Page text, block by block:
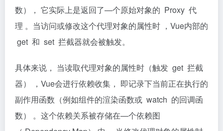
数）， 它实际上是返回了—个原始对象的 Proxy 代
理 。当访问或修改这个代理对象的属性时 ，Vue内部的
get 和 set 拦截器就会被触发。
具体来说， 当读取代理对象的属性时（触发 get 拦截
器） ，Vue会进行依赖收集， 即记录下当前正在执行的
副作用函数（例如组件的渲染函数或 watch 的回调函
数） 。这个依赖关系被存储在—个依赖图